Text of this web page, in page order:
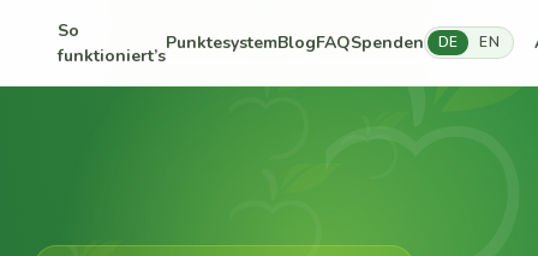
So
funktioniert’s
PunktesystemBlogFAQSpenden DE EN